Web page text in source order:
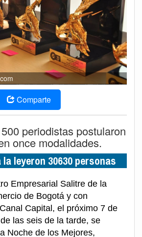
Comparte
periodistas postularon
once modalidades.
leyeron 30630 personas
Empresarial Salitre de la
de Bogotá y con
Capital, el próximo 7 de
las seis de la tarde, se
Noche de los Mejores,